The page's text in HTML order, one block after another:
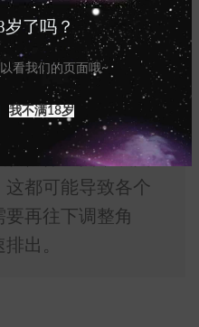
了吗？
看我们的页面哦~
我不满18岁
上抬或往前拉；
尿一点，然后看它
说很快）就排出
度很对，可以直
或排出延迟，说
假体里面，或因
都可能导致各个
再往下调整角
出。